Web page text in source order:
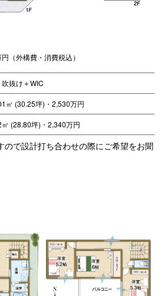
（外構費・消費税込）
抜け＋WIC
㎡ (30.25坪)・2,530万円
(28.80坪)・2,340万円
ので設計打ち合わせの際にご希望をお聞